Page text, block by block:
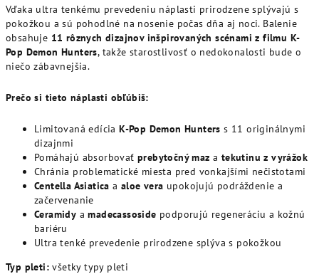
Vďaka ultra tenkému prevedeniu náplasti prirodzene splývajú s
pokožkou a sú pohodlné na nosenie počas dňa aj noci. Balenie
obsahuje 11 rôznych dizajnov inšpirovaných scénami z filmu K-
Pop Demon Hunters, takže starostlivosť o nedokonalosti bude o
niečo zábavnejšia.
Prečo si tieto náplasti obľúbiš:
Limitovaná edíciaK-Pop Demon Hunters s 11 originálnymi
dizajnmi
Pomáhajú absorbovať prebytočný maz a tekutinu z vyrážok
Chránia problematické miesta pred vonkajšími nečistotami
Centella Asiaticaa aloe vera upokojujú podráždenie a
začervenanie
Ceramidy a madecassoside podporujú regeneráciu a kožnú
bariéru
Ultra tenké prevedenie prirodzene splýva s pokožkou
Typ pleti: všetky typy pleti